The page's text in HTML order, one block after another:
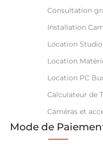
Consultation
Installation
Location Studio
Location
Location PC
Calculateur de
Caméras et
Mode de